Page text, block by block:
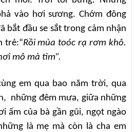
vào hơi sương. Chớm đông
bắt đầu se sắt trong cảm nhận
trẻ:“Rồi mùa toóc rạ rơm khô.
mô mà tìm”.
em qua bao năm trời, qua
những đêm mưa, giữa những
ấm của bà gần gũi, ngọt ngào
là mẹ mà còn là cha em